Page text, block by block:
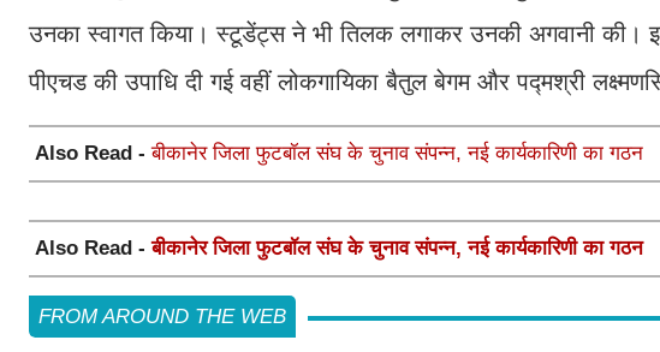
उनका स्वागत किया। स्टूडेंट्स ने भी तिलक लगाकर उनकी अगवानी की।
पीएचड की उपाधि दी गई वहीं लोकगायिका बैतुल बेगम और पद्मश्री
Also Read -बीकानेर जिला फुटबॉल संघ के चुनाव संपन्न, नई कार्यकारिणी का गठन
Also Read -बीकानेर जिला फुटबॉल संघ के चुनाव संपन्न, नई कार्यकारिणी का गठन
FROM AROUND THE WEB